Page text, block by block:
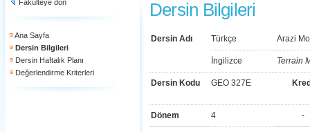
Fakülteye dön
Ana Sayfa
Dersin Bilgileri
Dersin Haftalık Planı
Değerlendirme Kriterleri
Dersin Bilgileri
Dersin Adı Türkçe Arazi
İngilizce Terrain
Dersin Kodu GEO 327E
Dönem 4 -